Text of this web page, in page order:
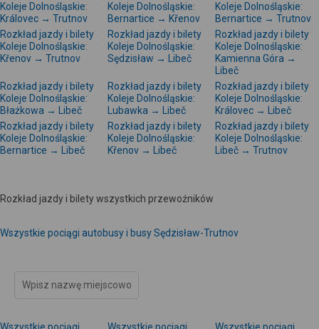
Koleje Dolnośląskie:
Královec → Trutnov
Koleje Dolnośląskie:
Bernartice → Křenov
Koleje Dolnośląskie:
Bernartice → Trutnov
Rozkład jazdy i bilety
Koleje Dolnośląskie:
Křenov → Trutnov
Rozkład jazdy i bilety
Koleje Dolnośląskie:
Sędzisław → Libeč
Rozkład jazdy i bilety
Koleje Dolnośląskie:
Kamienna Góra →
Libeč
Rozkład jazdy i bilety
Koleje Dolnośląskie:
Błażkowa → Libeč
Rozkład jazdy i bilety
Koleje Dolnośląskie:
Lubawka → Libeč
Rozkład jazdy i bilety
Koleje Dolnośląskie:
Královec → Libeč
Rozkład jazdy i bilety
Koleje Dolnośląskie:
Bernartice → Libeč
Rozkład jazdy i bilety
Koleje Dolnośląskie:
Křenov → Libeč
Rozkład jazdy i bilety
Koleje Dolnośląskie:
Libeč → Trutnov
Rozkład jazdy i bilety wszystkich przewoźników
Wszystkie pociągi autobusy i busy Sędzisław-Trutnov